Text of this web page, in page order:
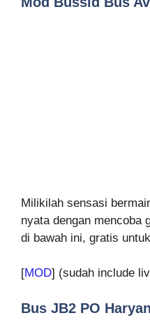
Milikilah sensasi
nyata dengan mencoba
di bawah ini, gratis
[MOD] (sudah include
Bus JB2 PO